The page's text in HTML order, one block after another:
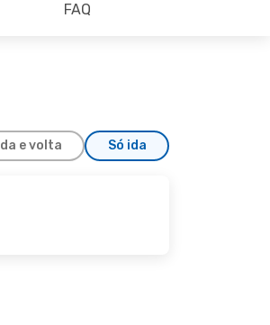
FAQ
Ida e volta Só ida